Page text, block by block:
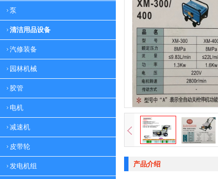
泵
清洁用品设备
汽修装备
园林机械
胶管
电机
减速机
皮带轮
发电机组 产品介绍